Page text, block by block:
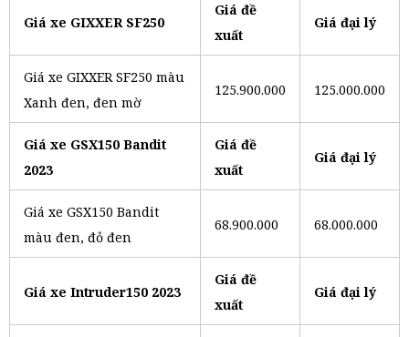
Giá xe GIXXER SF250
Giá đề
xuất
Giá đại lý
Giá xe GIXXER SF250 màu
Xanh đen, đen mờ
125.900.000 125.000.000
Giá xe GSX150 Bandit
2023
Giá đề
xuất
Giá đại lý
Giá xe GSX150 Bandit
màu đen, đỏ đen
68.900.000 68.000.000
Giá xe Intruder150 2023
Giá đề
xuất
Giá đại lý